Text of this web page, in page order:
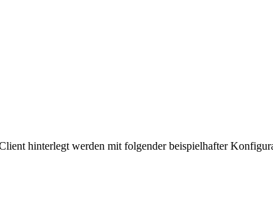
hinterlegt werden mit folgender beispielhafter